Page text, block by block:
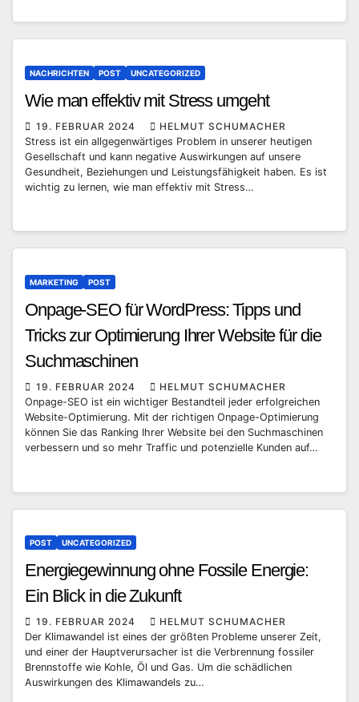
NACHRICHTEN POST UNCATEGORIZED
Wie man effektiv mit Stress umgeht
19. FEBRUAR 2024
HELMUT SCHUMACHER
Stress ist ein allgegenwärtiges Problem in unserer heutigen
Gesellschaft und kann negative Auswirkungen auf unsere
Gesundheit, Beziehungen und Leistungsfähigkeit haben. Es ist
wichtig zu lernen, wie man effektiv mit Stress…
MARKETING POST
Onpage-SEO für WordPress: Tipps und
Tricks zur Optimierung Ihrer Website für die
Suchmaschinen
19. FEBRUAR 2024
HELMUT SCHUMACHER
Onpage-SEO ist ein wichtiger Bestandteil jeder erfolgreichen
Website-Optimierung. Mit der richtigen Onpage-Optimierung
können Sie das Ranking Ihrer Website bei den Suchmaschinen
verbessern und so mehr Traffic und potenzielle Kunden auf…
POST UNCATEGORIZED
Energiegewinnung ohne Fossile Energie:
Ein Blick in die Zukunft
19. FEBRUAR 2024
HELMUT SCHUMACHER
Der Klimawandel ist eines der größten Probleme unserer Zeit,
und einer der Hauptverursacher ist die Verbrennung fossiler
Brennstoffe wie Kohle, Öl und Gas. Um die schädlichen
Auswirkungen des Klimawandels zu…